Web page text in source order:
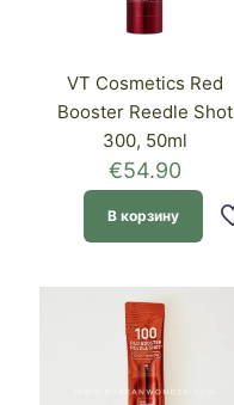
VT Cosmetics Red
Booster Reedle Shot
300, 50ml
€54.90
В корзину